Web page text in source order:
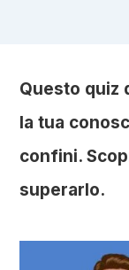
Questo quiz
la tua
confini.
superarlo.